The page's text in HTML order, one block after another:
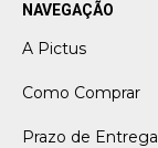
NAVEGAÇÃO
A Pictus
Como Comprar
Prazo de Entrega